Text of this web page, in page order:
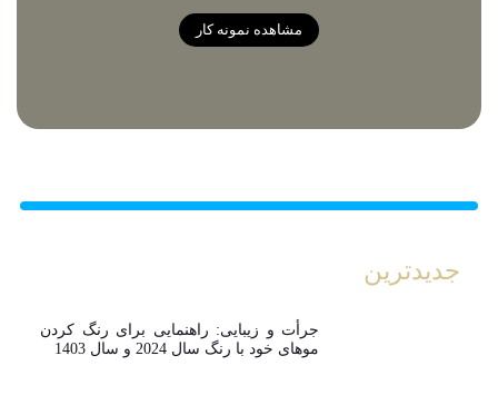
مشاهده نمونه کار
جدیدترین
جرأت و زیبایی: راهنمایی برای رنگ کردن
موهای خود با رنگ سال 2024 و سال 1403